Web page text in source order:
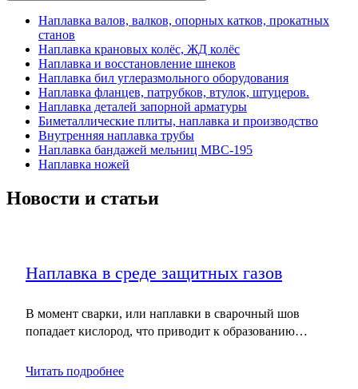
Наплавка валов, валков, опорных катков, прокатных
станов
Наплавка крановых колёс, ЖД колёс
Наплавка и восстановление шнеков
Наплавка бил углеразмольного оборудования
Наплавка фланцев, патрубков, втулок, штуцеров.
Наплавка деталей запорной арматуры
Биметаллические плиты, наплавка и производство
Внутренняя наплавка трубы
Наплавка бандажей мельниц МВС-195
Наплавка ножей
Новости и статьи
Наплавка в среде защитных газов
В момент сварки, или наплавки в сварочный шов
попадает кислород, что приводит к образованию…
Читать подробнее